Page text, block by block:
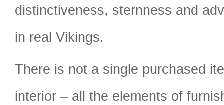
distinctiveness, sternness and
in real Vikings.
There is not a single purchased
interior – all the elements of